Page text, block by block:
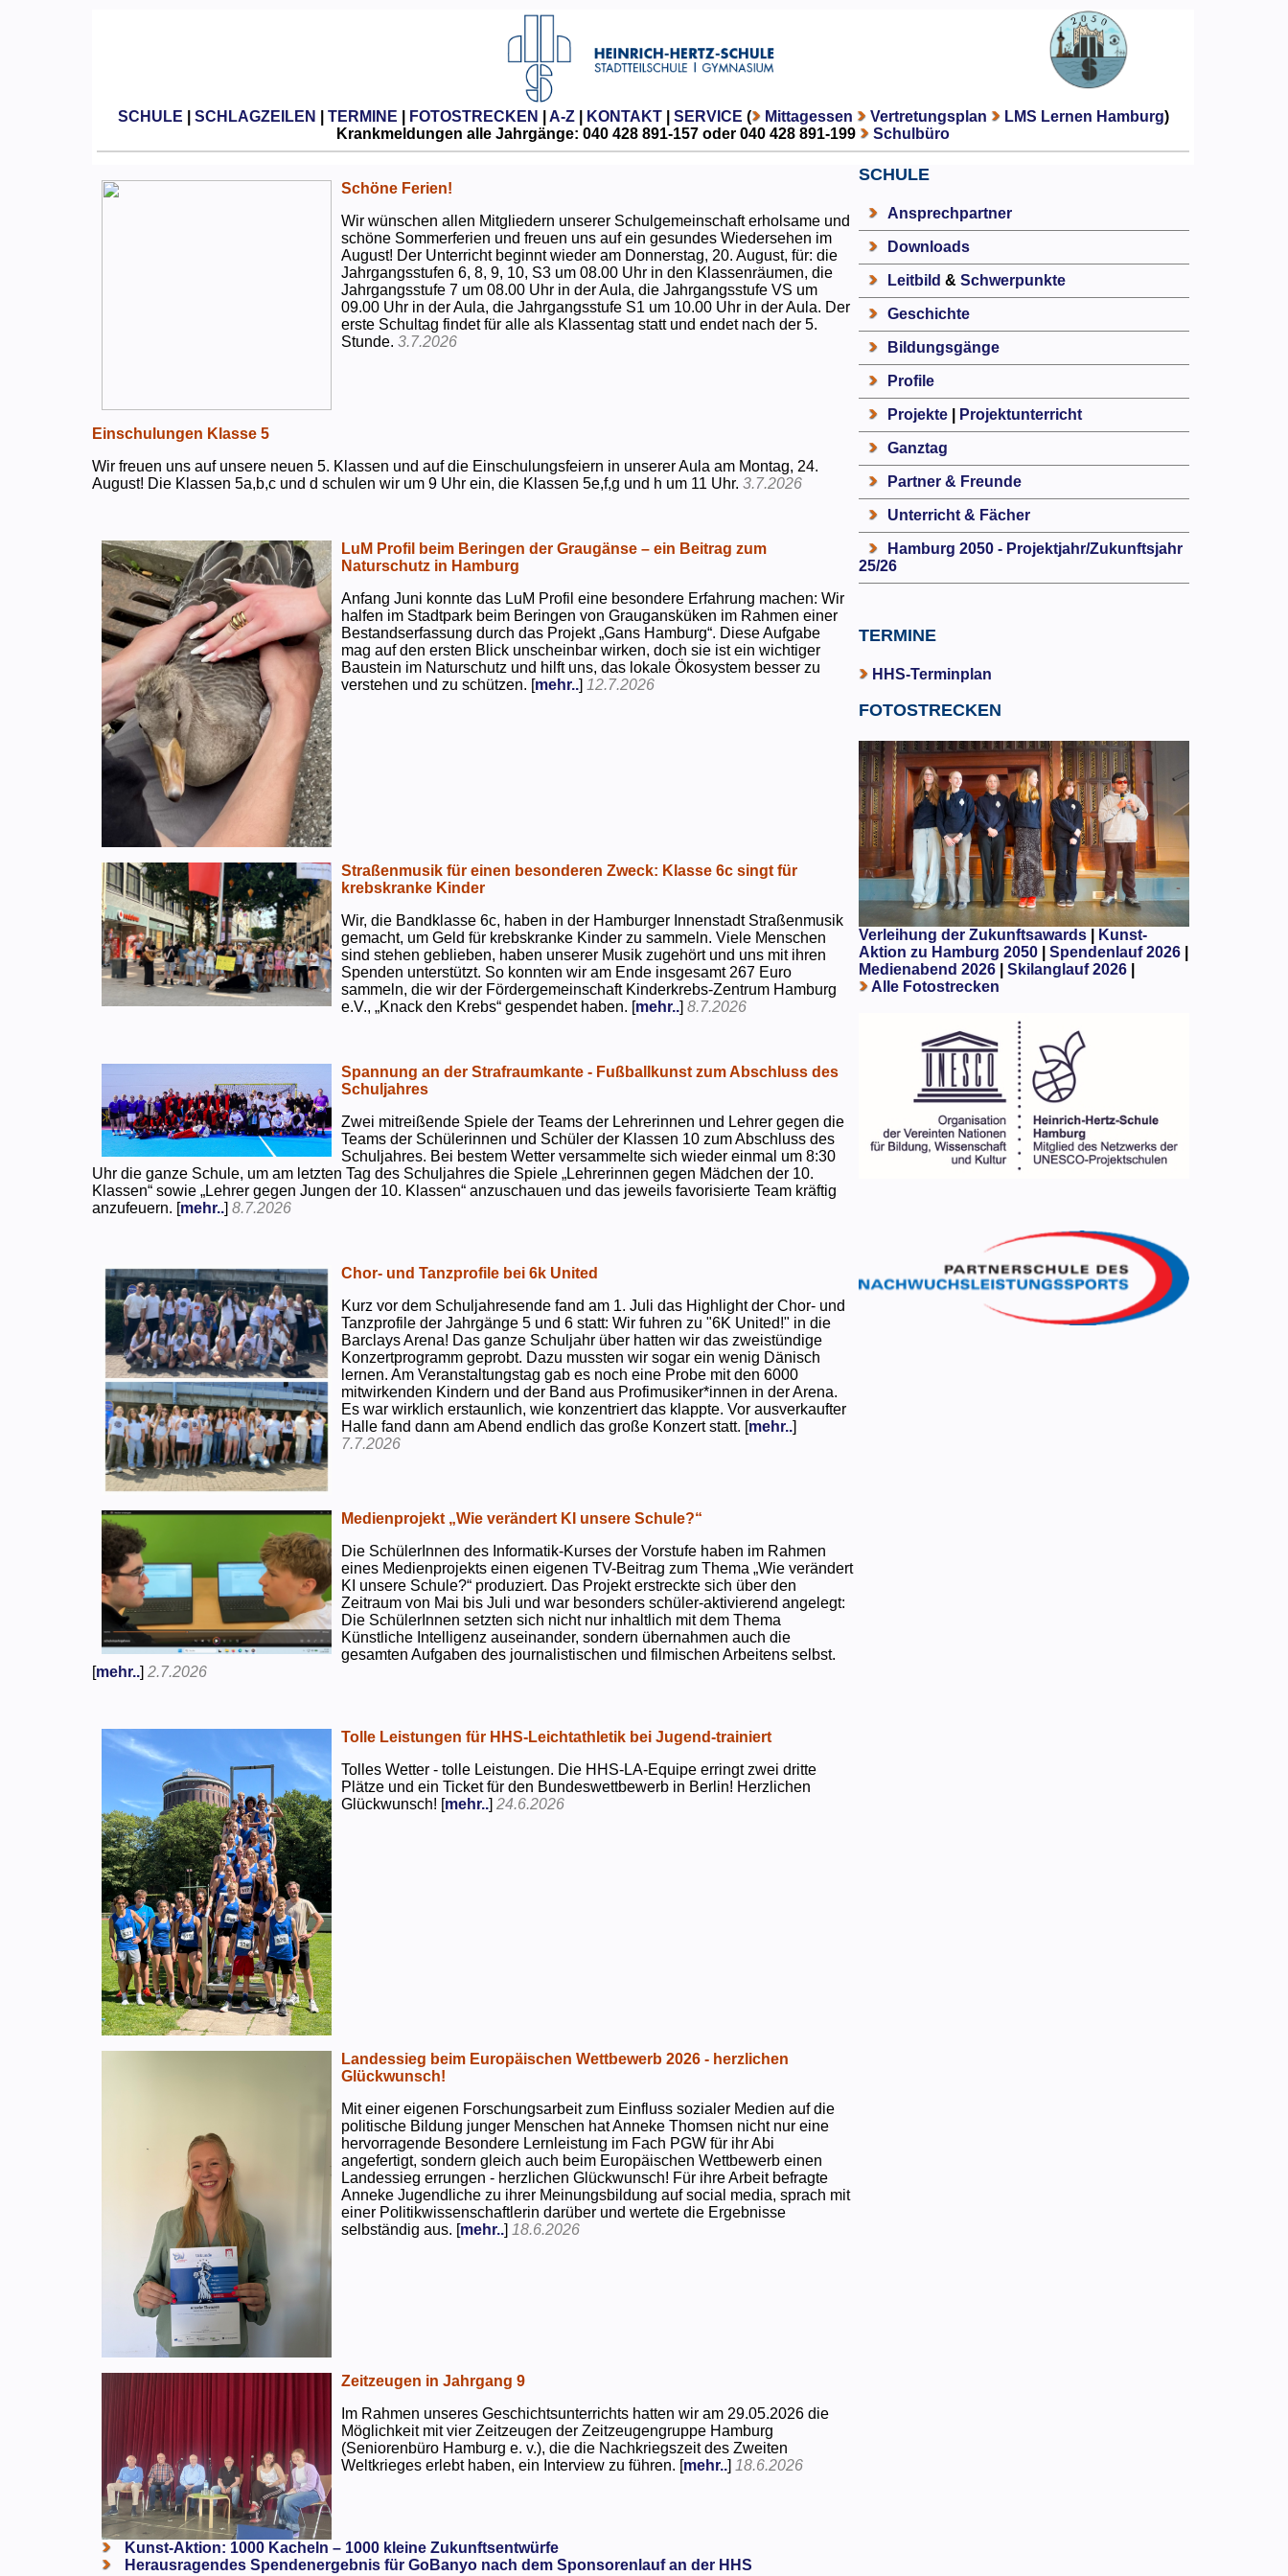
SCHULE SCHLAGZEILEN TERMINE FOTOSTRECKEN A-Z| KONTAKT| SERVICE ( Mittagessen Vertretungsplan LMS Lernen Hamburg)
Krankmeldungen alle Jahrgänge: 040 428 891-157 oder 040 428 891-199
Schulbüro
Schöne Ferien!
Wir wünschen allen Mitgliedern unserer Schulgemeinschaft erholsame und
schöne Sommerferien und freuen uns auf ein gesundes Wiedersehen im
August! Der Unterricht beginnt wieder am Donnerstag, 20. August, für: die
Jahrgangsstufen 6, 8, 9, 10, S3 um 08.00 Uhr in den Klassenräumen, die
Jahrgangsstufe 7 um 08.00 Uhr in der Aula, die Jahrgangsstufe VS um
09.00 Uhr in der Aula, die Jahrgangsstufe S1 um 10.00 Uhr in der Aula. Der
erste Schultag findet für alle als Klassentag statt und endet nach der 5.
Stunde.3.7.2026
Einschulungen Klasse 5
Wir freuen uns auf unsere neuen 5. Klassen und auf die Einschulungsfeiern in unserer Aula am Montag, 24.
August! Die Klassen 5a,b,c und d schulen wir um 9 Uhr ein, die Klassen 5e,f,g und h um 11 Uhr.3.7.2026
LuM Profil beim Beringen der Graugänse – ein Beitrag zum
Naturschutz in Hamburg
Anfang Juni konnte das LuM Profil eine besondere Erfahrung machen: Wir
halfen im Stadtpark beim Beringen von Graugansküken im Rahmen einer
Bestandserfassung durch das Projekt „Gans Hamburg“. Diese Aufgabe
mag auf den ersten Blick unscheinbar wirken, doch sie ist ein wichtiger
Baustein im Naturschutz und hilft uns, das lokale Ökosystem besser zu
verstehen und zu schützen. [mehr..] 12.7.2026
Straßenmusik für einen besonderen Zweck: Klasse 6c singt für
krebskranke Kinder
Wir, die Bandklasse 6c, haben in der Hamburger Innenstadt Straßenmusik
gemacht, um Geld für krebskranke Kinder zu sammeln. Viele Menschen
sind stehen geblieben, haben unserer Musik zugehört und uns mit ihren
Spenden unterstützt. So konnten wir am Ende insgesamt 267 Euro
sammeln, die wir der Fördergemeinschaft Kinderkrebs-Zentrum Hamburg
e.V., „Knack den Krebs“ gespendet haben. [mehr..]8.7.2026
Spannung an der Strafraumkante - Fußballkunst zum Abschluss des
Schuljahres
Zwei mitreißende Spiele der Teams der Lehrerinnen und Lehrer gegen die
Teams der Schülerinnen und Schüler der Klassen 10 zum Abschluss des
Schuljahres. Bei bestem Wetter versammelte sich wieder einmal um 8:30
Uhr die ganze Schule, um am letzten Tag des Schuljahres die Spiele „Lehrerinnen gegen Mädchen der 10.
Klassen“ sowie „Lehrer gegen Jungen der 10. Klassen“ anzuschauen und das jeweils favorisierte Team kräftig
anzufeuern. [mehr..]8.7.2026
Chor- und Tanzprofile bei 6k United
Kurz vor dem Schuljahresende fand am 1. Juli das Highlight der Chor- und
Tanzprofile der Jahrgänge 5 und 6 statt: Wir fuhren zu "6K United!" in die
Barclays Arena! Das ganze Schuljahr über hatten wir das zweistündige
Konzertprogramm geprobt. Dazu mussten wir sogar ein wenig Dänisch
lernen. Am Veranstaltungstag gab es noch eine Probe mit den 6000
mitwirkenden Kindern und der Band aus Profimusiker*innen in der Arena.
Es war wirklich erstaunlich, wie konzentriert das klappte. Vor ausverkaufter
Halle fand dann am Abend endlich das große Konzert statt. [mehr..]
7.7.2026
Medienprojekt „Wie verändert KI unsere Schule?“
Die SchülerInnen des Informatik-Kurses der Vorstufe haben im Rahmen
eines Medienprojekts einen eigenen TV-Beitrag zum Thema „Wie verändert
KI unsere Schule?“ produziert. Das Projekt erstreckte sich über den
Zeitraum von Mai bis Juli und war besonders schüler-aktivierend angelegt:
Die SchülerInnen setzten sich nicht nur inhaltlich mit dem Thema
Künstliche Intelligenz auseinander, sondern übernahmen auch die
gesamten Aufgaben des journalistischen und filmischen Arbeitens selbst.
[mehr..]2.7.2026
Tolle Leistungen für HHS-Leichtathletik bei Jugend-trainiert
Tolles Wetter - tolle Leistungen. Die HHS-LA-Equipe erringt zwei dritte
Plätze und ein Ticket für den Bundeswettbewerb in Berlin! Herzlichen
Glückwunsch! [mehr..]24.6.2026
Landessieg beim Europäischen Wettbewerb 2026 - herzlichen
Glückwunsch!
Mit einer eigenen Forschungsarbeit zum Einfluss sozialer Medien auf die
politische Bildung junger Menschen hat Anneke Thomsen nicht nur eine
hervorragende Besondere Lernleistung im Fach PGW für ihr Abi
angefertigt, sondern gleich auch beim Europäischen Wettbewerb einen
Landessieg errungen - herzlichen Glückwunsch! Für ihre Arbeit befragte
Anneke Jugendliche zu ihrer Meinungsbildung auf social media, sprach mit
einer Politikwissenschaftlerin darüber und wertete die Ergebnisse
selbständig aus. [mehr..] 18.6.2026
Zeitzeugen in Jahrgang 9
Im Rahmen unseres Geschichtsunterrichts hatten wir am 29.05.2026 die
Möglichkeit mit vier Zeitzeugen der Zeitzeugengruppe Hamburg
(Seniorenbüro Hamburg e. v.), die die Nachkriegszeit des Zweiten
Weltkrieges erlebt haben, ein Interview zu führen. [mehr..] 18.6.2026
Kunst-Aktion: 1000 Kacheln – 1000 kleine Zukunftsentwürfe
Herausragendes Spendenergebnis für GoBanyo nach dem Sponsorenlauf an der HHS
SCHULE
Ansprechpartner
Downloads
Leitbild & Schwerpunkte
Geschichte
Bildungsgänge
Profile
Projekte| Projektunterricht
Ganztag
Partner & Freunde
Unterricht & Fächer
Hamburg 2050 - Projektjahr/Zukunftsjahr
25/26
TERMINE
HHS-Terminplan
FOTOSTRECKEN
Verleihung der Zukunftsawards|
Kunst-
Aktion zu Hamburg 2050
Spendenlauf 2026|
Medienabend 2026| Skilanglauf 2026|
Alle Fotostrecken